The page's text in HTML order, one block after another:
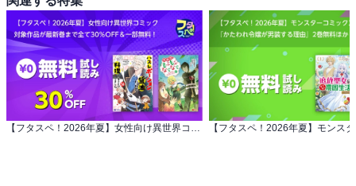
【フタスペ！2026年夏】女性向け異世界コミック 対象作品が最新巻まで全て30％OFF＆一部無料！